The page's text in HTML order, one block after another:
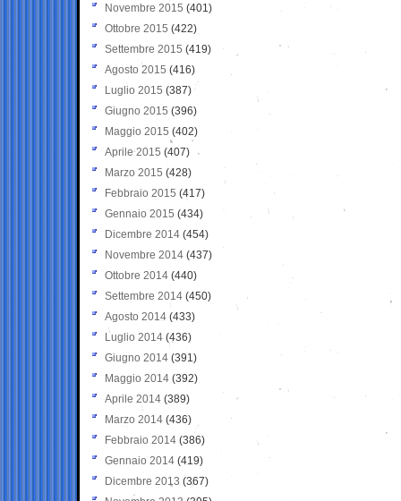
Novembre 2015 (401)
Ottobre 2015 (422)
Settembre 2015 (419)
Agosto 2015 (416)
Luglio 2015 (387)
Giugno 2015 (396)
Maggio 2015 (402)
Aprile 2015 (407)
Marzo 2015 (428)
Febbraio 2015 (417)
Gennaio 2015 (434)
Dicembre 2014 (454)
Novembre 2014 (437)
Ottobre 2014 (440)
Settembre 2014 (450)
Agosto 2014 (433)
Luglio 2014 (436)
Giugno 2014 (391)
Maggio 2014 (392)
Aprile 2014 (389)
Marzo 2014 (436)
Febbraio 2014 (386)
Gennaio 2014 (419)
Dicembre 2013 (367)